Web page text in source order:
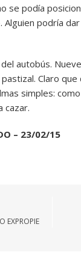
se podía
Alguien podría
autobús.
Claro
simples:
cazar.
– 23/02/15
EXPROPIE